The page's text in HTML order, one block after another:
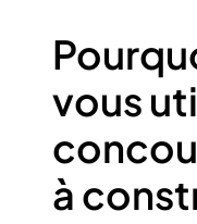
vous
à